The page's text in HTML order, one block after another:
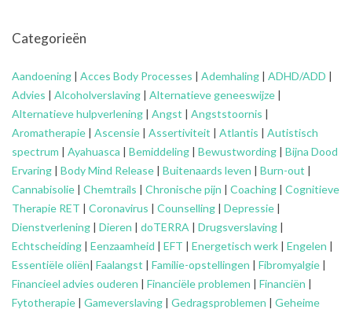
Categorieën
Aandoening | Acces Body Processes | Ademhaling | ADHD/ADD |
Advies | Alcoholverslaving | Alternatieve geneeswijze |
Alternatieve hulpverlening | Angst | Angststoornis |
Aromatherapie | Ascensie | Assertiviteit | Atlantis | Autistisch
spectrum | Ayahuasca | Bemiddeling | Bewustwording | Bijna Dood
Ervaring | Body Mind Release | Buitenaards leven | Burn-out |
Cannabisolie | Chemtrails | Chronische pijn | Coaching | Cognitieve
Therapie RET | Coronavirus | Counselling | Depressie |
Dienstverlening | Dieren | doTERRA | Drugsverslaving |
Echtscheiding | Eenzaamheid | EFT | Energetisch werk | Engelen |
Essentiële oliën| Faalangst | Familie-opstellingen | Fibromyalgie |
Financieel advies ouderen | Financiële problemen | Financiën |
Fytotherapie | Gameverslaving | Gedragsproblemen | Geheime